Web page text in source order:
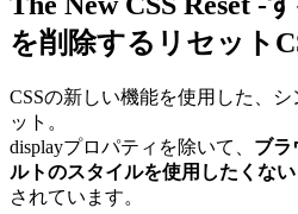
を削除するリセット
CSSの新しい機能を使用した、
ット。
displayプロパティを除いて、 ブラ
ルトのスタイルを使用したくない
されています。